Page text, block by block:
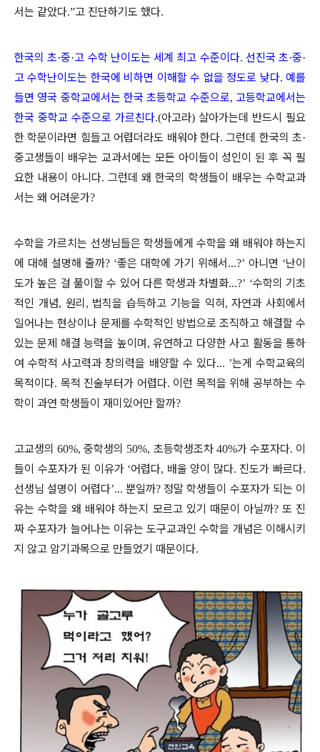
서는 같았다.”고 진단하기도 했다.
한국의 초·중·고 수학 난이도는 세계 최고 수준이다. 선진국 초·중·
고 수학난이도는 한국에 비하면 이해할 수 없을 정도로 낮다.예를
들면 영국 중학교에서는 한국 초등학교 수준으로,고등학교에서는
한국 중학교 수준으로 가르친다.(아고라) 살아가는데 반드시 필요
한 학문이라면 힘들고 어렵더라도 배워야 한다.그런데 한국의 초·
중고생들이 배우는 교과서에는 모든 아이들이 성인이 된 후 꼭 필
요한 내용이 아니다. 그런데 왜 한국의 학생들이 배우는 수학교과
서는 왜 어려운가?
수학을 가르치는 선생님들은 학생들에게 수학을 왜 배워야 하는지
에 대해 설명해 줄까? ‘좋은 대학에 가기 위해서 ...?’ 아니면 ‘난이
도가 높은 걸 풀이할 수 있어 다른 학생과 차별화...?’ ‘수학의 기초
적인 개념, 원리 , 법칙을 습득하고 기능을 익혀 ,자연과 사회에서
일어나는 현상이나 문제를 수학적인 방법으로 조직하고 해결할 수
있는 문제 해결 능력을 높이며 ,유연하고 다양한 사고 활동을 통하
여 수학적 사고력과 창의력을 배양할 수 있다... ’는게 수학교육의
목적이다. 목적 진술부터가 어렵다. 이런 목적을 위해 공부하는 수
학이 과연 학생들이 재미있어만 할까?
고교생의60%,중학생의 50%, 초등학생조차 40%가 수포자다. 이
들이 수포자가 된 이유가 ‘어렵다, 배울 양이 많다. 진도가 빠르다.
선생님 설명이 어렵다’... 뿐일까? 정말 학생들이 수포자가 되는 이
유는 수학을 왜 배워야 하는지 모르고 있기 때문이 아닐까? 또 진
짜 수포자가 늘어나는 이유는 도구교과인 수학을 개념은 이해시키
지 않고 암기과목으로 만들었기 때문이다.